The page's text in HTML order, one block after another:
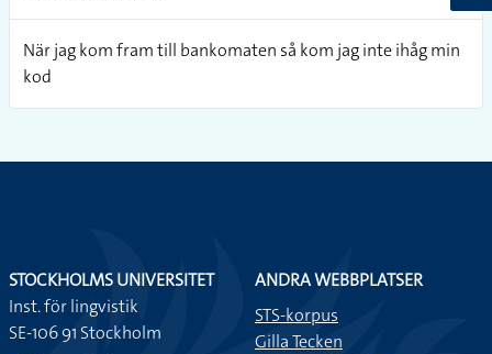
När jag kom fram till bankomaten så kom jag inte ihåg min
kod
STOCKHOLMS UNIVERSITET
Inst. för lingvistik
SE-106 91 Stockholm
ANDRA WEBBPLATSER
STS-korpus
Gilla Tecken